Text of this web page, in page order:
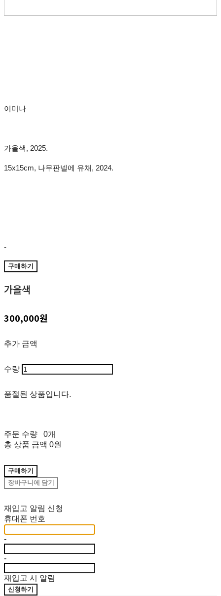
이미나
가을색, 2025.
15x15cm, 나무판넬에 유채, 2024.
-
구매하기
가을색
300,000원
추가 금액
수량
품절된 상품입니다.
주문 수량
0개
총 상품 금액 0원
구매하기
장바구니에 담기
재입고 알림 신청
휴대폰 번호
-
-
재입고 시 알림
신청하기